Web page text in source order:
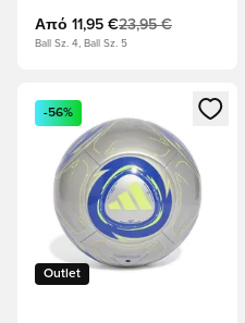
Από 11,95 €23,95 €
Ball Sz. 4, Ball Sz. 5
Ανοίγει ένα Modal για να
Outlet
-56%